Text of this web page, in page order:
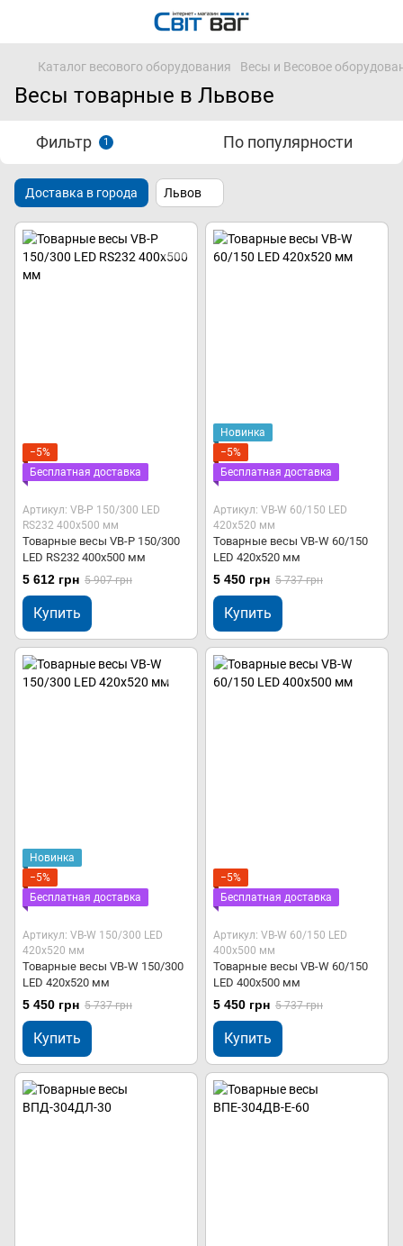
Каталог весового оборудования Весы и Весовое
Весы товарные в Львове
Фильтр 1 По популярности
Доставка в города Львов
−5%
Бесплатная доставка
Артикул: VB-P 150/300 LED
RS232 400х500 мм
Товарные весы VB-P 150/300
LED RS232 400х500 мм
5 612 грн 5 907 грн
Купить
Новинка
−5%
Бесплатная доставка
Артикул: VB-W 60/150 LED
420х520 мм
Товарные весы VB-W 60/150
LED 420х520 мм
5 450 грн 5 737 грн
Купить
Новинка
−5%
Бесплатная доставка
Артикул: VB-W 150/300 LED
420х520 мм
Товарные весы VB-W 150/300
LED 420х520 мм
5 450 грн 5 737 грн
Купить
−5%
Бесплатная доставка
Артикул: VB-W 60/150 LED
400х500 мм
Товарные весы VB-W 60/150
LED 400х500 мм
5 450 грн 5 737 грн
Купить